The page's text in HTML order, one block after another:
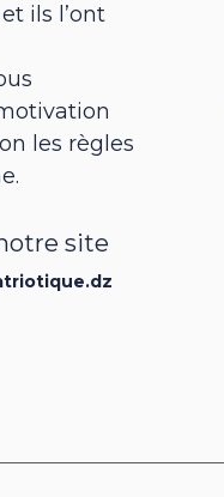
ils l’ont
les règles
site